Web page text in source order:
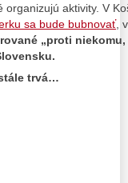
aktivity. V
sa bude bubnovať,
„proti niekomu,
trvá…